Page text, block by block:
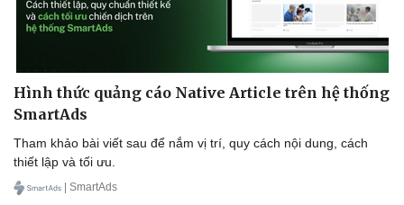
Hình thức quảng cáo Native Article trên hệ thống
SmartAds
Tham khảo bài viết sau để nắm vị trí, quy cách nội dung, cách
thiết lập và tối ưu.
| SmartAds